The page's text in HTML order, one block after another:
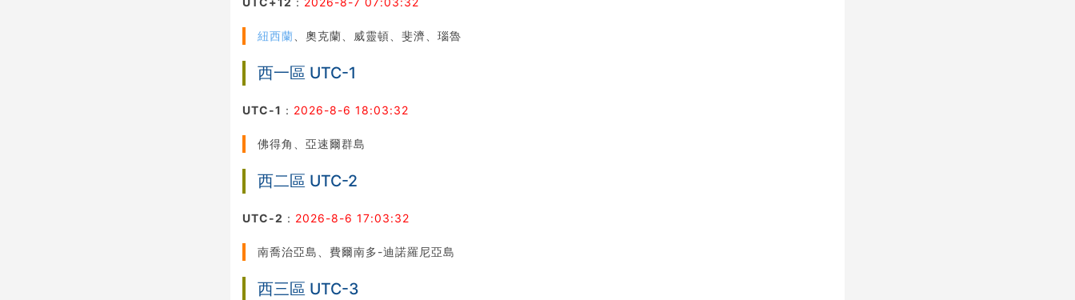
紐西蘭 、奧克蘭、威靈頓、斐濟、瑙魯
西一區 UTC-1
UTC-1 ： 2026-8-6 18:03:32
佛得角、亞速爾群島
西二區 UTC-2
UTC-2 ： 2026-8-6 17:03:32
南喬治亞島、費爾南多-迪諾羅尼亞島
西三區 UTC-3